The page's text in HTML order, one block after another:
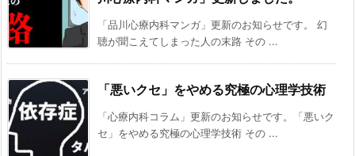
「品川心療内科マンガ」更新のお知らせです。 幻
聴が聞こえてしまった人の末路 その ...
「悪いクセ」をやめる究極の心理学技術
「心療内科コラム」更新のお知らせです。「悪いク
セ」をやめる究極の心理学技術 その ...